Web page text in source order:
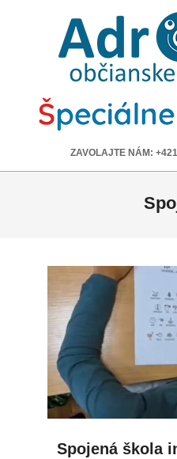
ADROSKO
OBČIANSKE
ZDRUŽENIE
ZAVOLAJTE NÁM:
Spojená škola